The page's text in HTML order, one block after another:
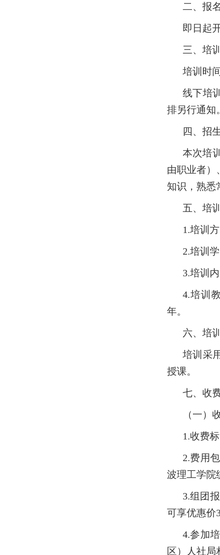
二、报
即日起
三、培
培训时
线下培
排另行通知
四、招
本次培
由职业者）
知识，熟悉
五、培
1.培训
2.培训
3.培训
4.培训
年。
六、培
培训采
授课。
七、收
（一）
1.收费
2.费用
波理工学院
3.组团
可享优惠价
4.参加
区）人社局